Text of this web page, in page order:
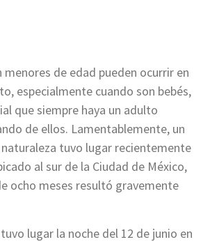
menores de edad pueden ocurrir en
especialmente cuando son bebés,
que siempre haya un adulto
de ellos. Lamentablemente, un
tuvo lugar recientemente
al sur de la Ciudad de México,
ocho meses resultó gravemente
lugar la noche del 12 de junio en